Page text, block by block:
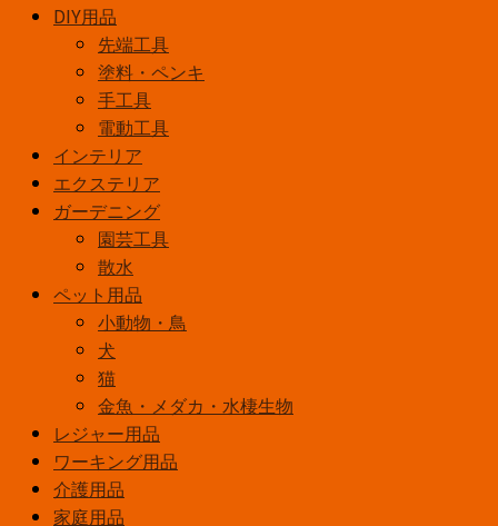
ベ
E
折
畳
テ
イ
ズ
ブ
ラ
DIY用品
先端工具
塗料・ペンキ
手工具
電動工具
インテリア
エクステリア
ガーデニング
園芸工具
散水
ペット用品
小動物・鳥
犬
猫
金魚・メダカ・水棲生物
レジャー用品
ワーキング用品
介護用品
家庭用品